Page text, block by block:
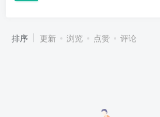
排序 更新 浏览 点赞 评论